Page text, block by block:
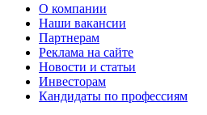
О компании
Наши вакансии
Партнерам
Реклама на сайте
Новости и статьи
Инвесторам
Кандидаты по профессиям